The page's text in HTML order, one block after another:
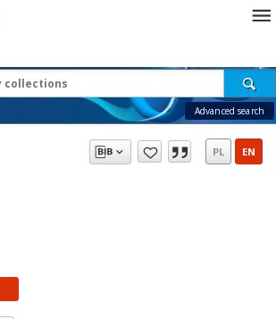
Advanced search
PL EN